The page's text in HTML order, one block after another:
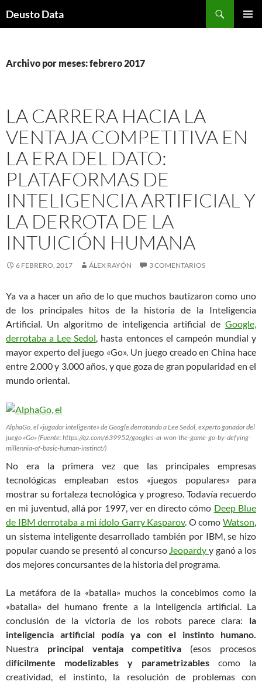
Deusto Data
Archivo por meses: febrero 2017
LA CARRERA HACIA LA
VENTAJA COMPETITIVA EN
LA ERA DEL DATO:
PLATAFORMAS DE
INTELIGENCIA ARTIFICIAL Y
LA DERROTA DE LA
INTUICIÓN HUMANA
6 FEBRERO, 2017 ÁLEX RAYÓN 3 COMENTARIOS
Ya va a hacer un año de lo que muchos bautizaron como uno
de los principales hitos de la historia de la Inteligencia
Artificial. Un algoritmo de inteligencia artificial de Google,
derrotaba a Lee Sedol, hasta entonces el campeón mundial y
mayor experto del juego «Go». Un juego creado en China hace
entre 2.000 y 3.000 años, y que goza de gran popularidad en el
mundo oriental.
AlphaGo, el «jugador inteligente» de Google derrotando a Lee Sedol, experto ganador del
juego «Go» (Fuente: https://qz.com/639952/googles-ai-won-the-game-go-by-defying-
millennia-of-basic-human-instinct/)
No era la primera vez que las principales empresas
tecnológicas empleaban estos «juegos populares» para
mostrar su fortaleza tecnológica y progreso. Todavía recuerdo
en mi juventud, allá por 1997, ver en directo cómo Deep Blue
de IBM derrotaba a mi ídolo Garry Kasparov. O comoWatson,
un sistema inteligente desarrollado también por IBM, se hizo
popular cuando se presentó al concurso Jeopardy y ganó a los
dos mejores concursantes de la historia del programa.
La metáfora de la «batalla» muchos la concebimos como la
«batalla» del humano frente a la inteligencia artificial. La
conclusión de la victoria de los robots parece clara: la
inteligencia artificial podía ya con el instinto humano.
Nuestra principal ventaja competitiva (esos procesos
difícilmente modelizables y parametrizables como la
creatividad, el instinto, la resolución de problemas con